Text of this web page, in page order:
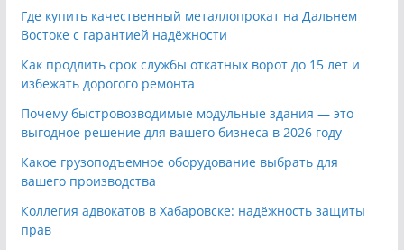
Где купить качественный металлопрокат на Дальнем
Востоке с гарантией надёжности
Как продлить срок службы откатных ворот до 15 лет и
избежать дорогого ремонта
Почему быстровозводимые модульные здания — это
выгодное решение для вашего бизнеса в 2026 году
Какое грузоподъемное оборудование выбрать для
вашего производства
Коллегия адвокатов в Хабаровске: надёжность защиты
прав